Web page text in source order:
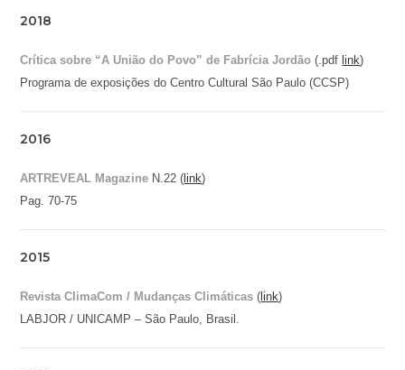
2018
Crítica sobre “A União do Povo” de Fabrícia Jordão (.pdf link)
Programa de exposições do Centro Cultural São Paulo (CCSP)
2016
ARTREVEAL Magazine N.22 ( link)
Pag. 70-75
2015
Revista ClimaCom / Mudanças Climáticas ( link)
LABJOR / UNICAMP – São Paulo, Brasil.